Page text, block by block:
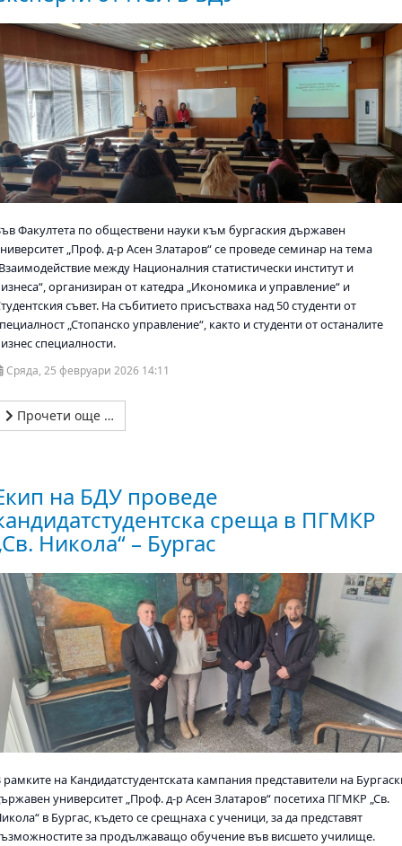
Факултета по обществени науки към бургаския държавен
„Проф. д-р Асен Златаров“ се проведе семинар на тема
между Националния статистически институт и
организиран от катедра „Икономика и управление“ и
съвет. На събитието присъстваха над 50 студенти от
„Стопанско управление“, както и студенти от останалите
специалности.
Сряда, 25 февруари 2026 14:11
Прочети още …
на БДУ проведе
среща в ПГМКР
Никола“ – Бургас
рамките на Кандидатстудентската кампания представители на
университет „Проф. д-р Асен Златаров“ посетиха ПГМКР „Св.
в Бургас, където се срещнаха с ученици, за да представят
за продължаващо обучение във висшето училище.